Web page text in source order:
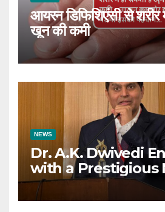
आयरन डिफिशिएंसी से शरीर
खून की कमी
NEWS
Dr. A.K. Dwivedi
with a Prestigious
Responsibility